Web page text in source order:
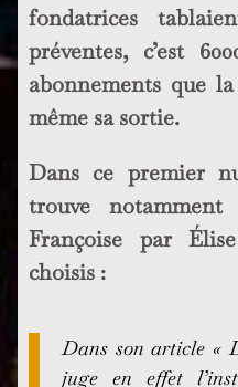
fondatrices
préventes, c’est
abonnements que
même sa sortie.
Dans ce premier
trouve
Françoise par
choisis :
Dans son article «
juge en effet